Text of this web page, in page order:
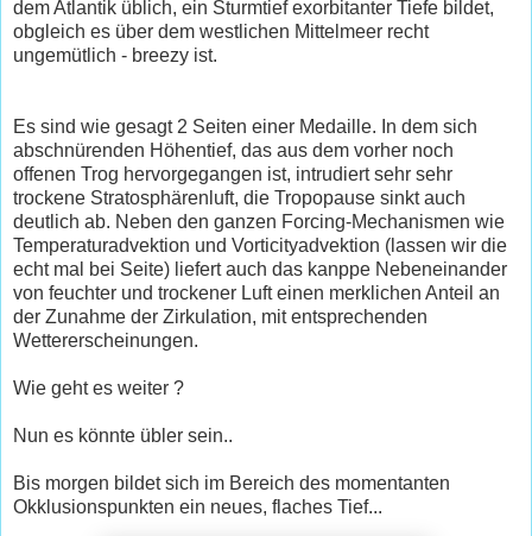
dem Atlantik üblich, ein Sturmtief exorbitanter Tiefe bildet,
obgleich es über dem westlichen Mittelmeer recht
ungemütlich - breezy ist.
Es sind wie gesagt 2 Seiten einer Medaille. In dem sich
abschnürenden Höhentief, das aus dem vorher noch
offenen Trog hervorgegangen ist, intrudiert sehr sehr
trockene Stratosphärenluft, die Tropopause sinkt auch
deutlich ab. Neben den ganzen Forcing-Mechanismen wie
Temperaturadvektion und Vorticityadvektion (lassen wir die
echt mal bei Seite) liefert auch das kanppe Nebeneinander
von feuchter und trockener Luft einen merklichen Anteil an
der Zunahme der Zirkulation, mit entsprechenden
Wettererscheinungen.
Wie geht es weiter ?
Nun es könnte übler sein..
Bis morgen bildet sich im Bereich des momentanten
Okklusionspunkten ein neues, flaches Tief...